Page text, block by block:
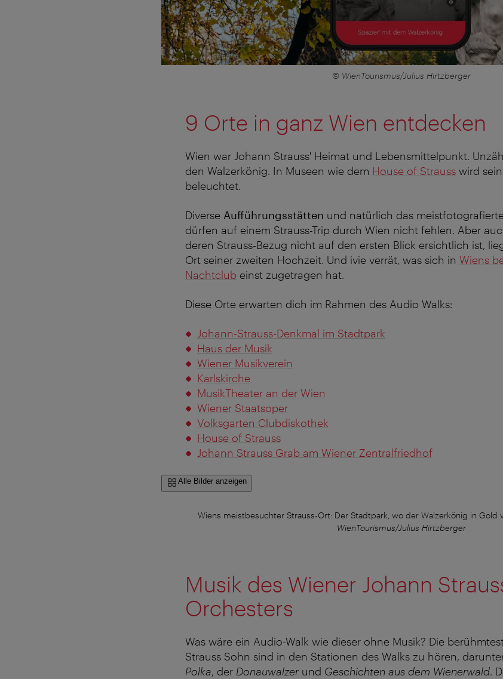
© WienTourismus/Julius Hirtzberger
9 Orte in ganz Wien entdecken
Wien war Johann Strauss' Heimat und Lebensmittelpunkt.
den Walzerkönig. In Museen wie dem House of Strauss wird
beleuchtet.
Diverse Aufführungsstätten und natürlich das
dürfen auf einem Strauss-Trip durch Wien nicht fehlen. Aber
deren Strauss-Bezug nicht auf den ersten Blick ersichtlich ist,
Ort seiner zweiten Hochzeit. Und ivie verrät, was sich in Wiens
Nachtclub einst zugetragen hat.
Diese Orte erwarten dich im Rahmen des Audio Walks:
Johann-Strauss-Denkmal im Stadtpark
Haus der Musik
Wiener Musikverein
Karlskirche
MusikTheater an der Wien
Wiener Staatsoper
Volksgarten Clubdiskothek
House of Strauss
Johann Strauss Grab am Wiener Zentralfriedhof
Alle Bilder anzeigen
Wiens meistbesuchter Strauss-Ort: Der Stadtpark, wo der Walzerkönig in Gold
WienTourismus/Julius Hirtzberger
Musik des Wiener Johann
Orchesters
Was wäre ein Audio-Walk wie dieser ohne Musik? Die
Strauss Sohn sind in den Stationen des Walks zu hören,
Polka, der Donauwalzerund Geschichten aus dem Wienerwald.